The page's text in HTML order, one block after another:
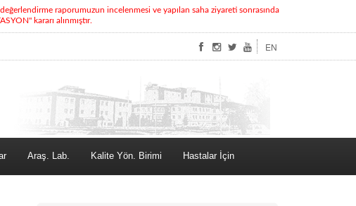
raporumuzun incelenmesi ve yapılan saha ziyareti sonrasında
kararı alınmıştır.
EN
Araş. Lab. Kalite Yön. Birimi Hastalar İçin